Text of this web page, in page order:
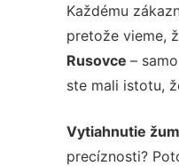
Každému
pretože vieme,
Rusovce –
ste mali istotu,
Vytiahnutie
precíznosti?